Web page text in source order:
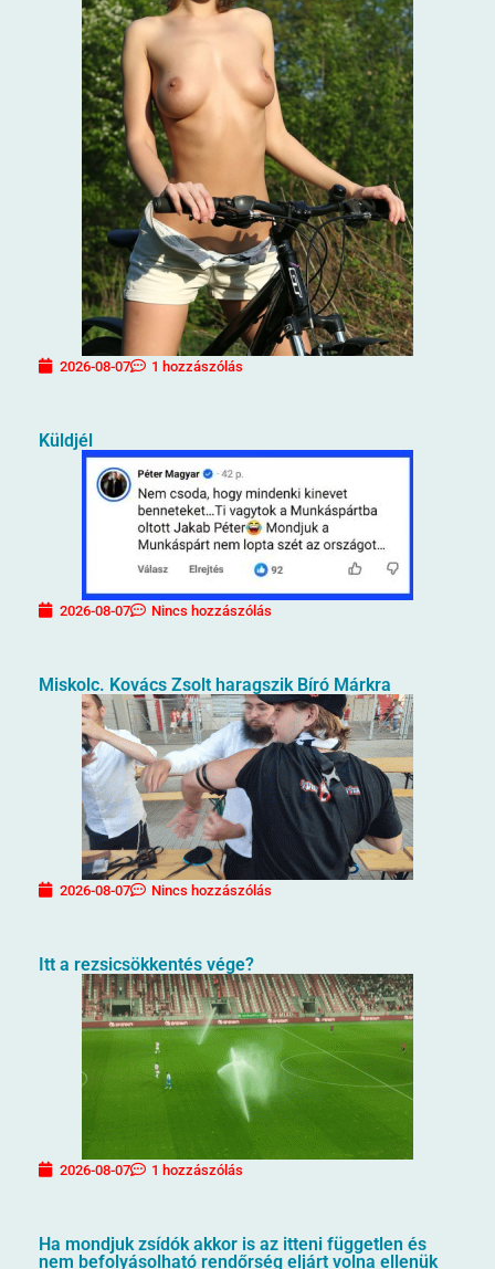
2026-08-07 1 hozzászólás
Küldjél
2026-08-07 Nincs hozzászólás
Miskolc. Kovács Zsolt haragszik Bíró Márkra
2026-08-07 Nincs hozzászólás
Itt a rezsicsökkentés vége?
2026-08-07 1 hozzászólás
Ha mondjuk zsídók akkor is az itteni független és
nem befolyásolható rendőrség eljárt volna ellenük